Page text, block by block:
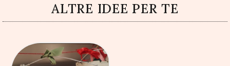
ALTRE IDEE PER TE